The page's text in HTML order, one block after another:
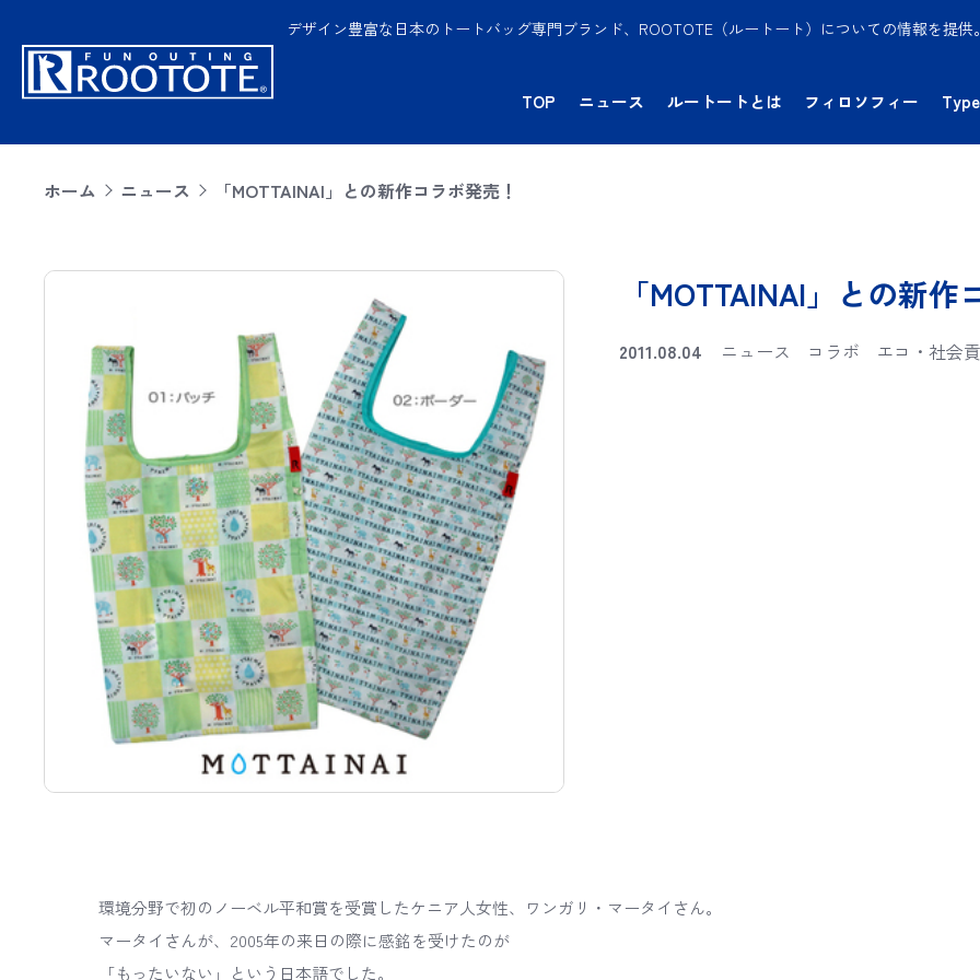
デザイン豊富な日本のトートバッグ専門ブランド、ROOTOTE（ルートート）についての情報を提
TOP ニュース ルートートとは フィロソフィー
ホーム ニュース 「MOTTAINAI」との新作コラボ発売！
「MOTTAINAI」との新
2011.08.04 ニュース コラボ エコ・社会
環境分野で初のノーベル平和賞を受賞したケニア人女性、ワンガリ・マータイさん。
マータイさんが、2005年の来日の際に感銘を受けたのが
「もったいない」という日本語でした。